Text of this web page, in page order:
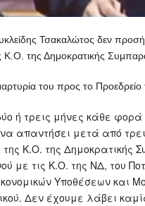
Τσακαλώτος δεν
Κ.Ο. της Δημοκρατικής
του προς το Προεδρείο
ή τρεις μήνες κάθε
απαντήσει μετά από
Κ.Ο. της Δημοκρατικής
με τις Κ.Ο. της ΝΔ, του
Υποθέσεων και
Δεν έχουμε λάβει